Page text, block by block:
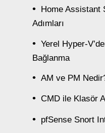
Home Assistant
Adımları
Yerel Hyper-
Bağlanma
AM ve PM
CMD ile Klasör
pfSense Snort